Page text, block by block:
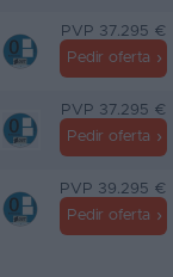
PVP 37.295 €
Pedir oferta
PVP 37.295 €
Pedir oferta
PVP 39.295 €
Pedir oferta